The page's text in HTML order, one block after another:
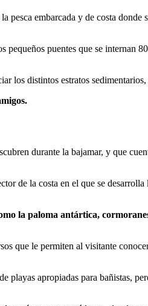
embarcada y de costa donde
pequeños puentes que se internan
los distintos estratos
durante la bajamar, y que
de la costa en el que se
la paloma antártica,
que le permiten al visitante
playas apropiadas para bañistas,